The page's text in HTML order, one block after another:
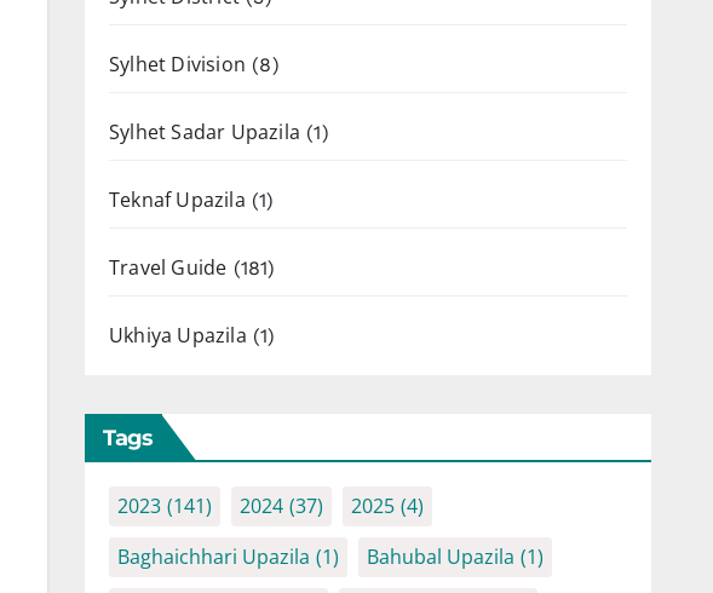
Sylhet Division (8)
Sylhet Sadar Upazila (1)
Teknaf Upazila (1)
Travel Guide (181)
Ukhiya Upazila (1)
Tags
2023 (141) 2024 (37) 2025 (4)
Baghaichhari Upazila (1) Bahubal Upazila (1)